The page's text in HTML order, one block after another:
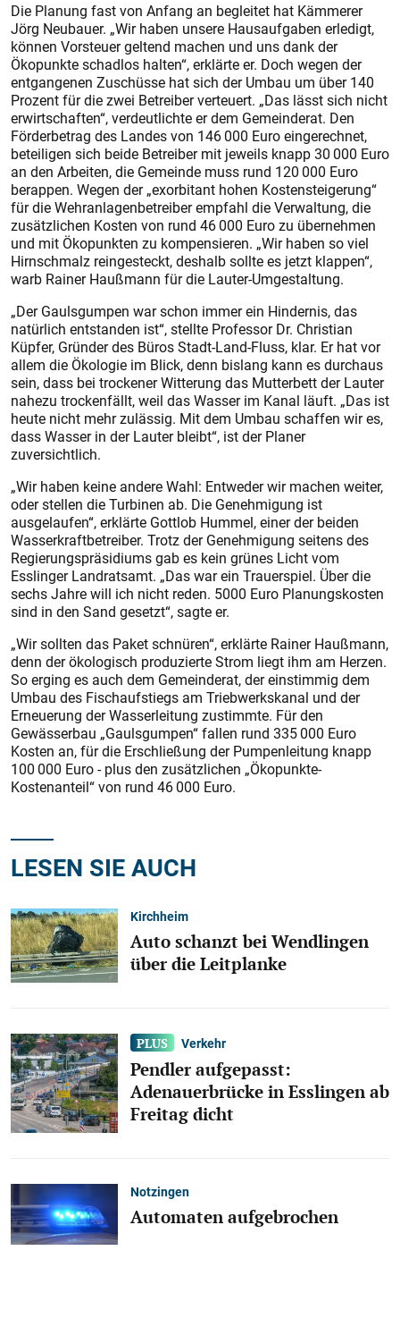
Die Planung fast von Anfang an begleitet hat Kämmerer
Jörg Neubauer. „Wir haben unsere Hausaufgaben erledigt,
können Vorsteuer geltend machen und uns dank der
Ökopunkte schadlos halten“, erklärte er. Doch wegen der
entgangenen Zuschüsse hat sich der Umbau um über 140
Prozent für die zwei Betreiber verteuert. „Das lässt sich nicht
erwirtschaften“, verdeutlichte er dem Gemeinderat. Den
Förderbetrag des Landes von 146 000 Euro eingerechnet,
beteiligen sich beide Betreiber mit jeweils knapp 30 000 Euro
an den Arbeiten, die Gemeinde muss rund 120 000 Euro
berappen. Wegen der „exorbitant hohen Kostensteigerung“
für die Wehranlagenbetreiber empfahl die Verwaltung, die
zusätzlichen Kosten von rund 46 000 Euro zu übernehmen
und mit Ökopunkten zu kompensieren. „Wir haben so viel
Hirnschmalz reingesteckt, deshalb sollte es jetzt klappen“,
warb Rainer Haußmann für die Lauter-Umgestaltung.
„Der Gaulsgumpen war schon immer ein Hindernis, das
natürlich entstanden ist“, stellte Professor Dr. Christian
Küpfer, Gründer des Büros Stadt-Land-Fluss, klar. Er hat vor
allem die Ökologie im Blick, denn bislang kann es durchaus
sein, dass bei trockener Witterung das Mutterbett der Lauter
nahezu trockenfällt, weil das Wasser im Kanal läuft. „Das ist
heute nicht mehr zulässig. Mit dem Umbau schaffen wir es,
dass Wasser in der Lauter bleibt“, ist der Planer
zuversichtlich.
„Wir haben keine andere Wahl: Entweder wir machen weiter,
oder stellen die Turbinen ab. Die Genehmigung ist
ausgelaufen“, erklärte Gottlob Hummel, einer der beiden
Wasserkraftbetreiber. Trotz der Genehmigung seitens des
Regierungspräsidiums gab es kein grünes Licht vom
Esslinger Landratsamt. „Das war ein Trauerspiel. Über die
sechs Jahre will ich nicht reden. 5000 Euro Planungskosten
sind in den Sand gesetzt“, sagte er.
„Wir sollten das Paket schnüren“, erklärte Rainer Haußmann,
denn der ökologisch produzierte Strom liegt ihm am Herzen.
So erging es auch dem Gemeinderat, der einstimmig dem
Umbau des Fischaufstiegs am Triebwerkskanal und der
Erneuerung der Wasserleitung zustimmte. Für den
Gewässerbau „Gaulsgumpen“ fallen rund 335 000 Euro
Kosten an, für die Erschließung der Pumpenleitung knapp
100 000 Euro - plus den zusätzlichen „Ökopunkte-
Kostenanteil“ von rund 46 000 Euro.
LESEN SIE AUCH
Kirchheim
Auto schanzt bei Wendlingen
über die Leitplanke
Verkehr
Pendler aufgepasst:
Adenauerbrücke in Esslingen ab
Freitag dicht
Notzingen
Automaten aufgebrochen